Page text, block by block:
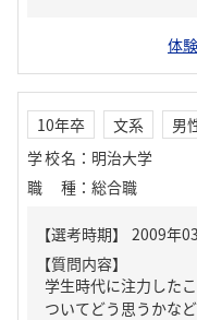
体
10年卒 文系
男
学校名 ： 明治大学
職種 ： 総合職
【質問内容】
学生時代に注力した
ついてどう思うかな